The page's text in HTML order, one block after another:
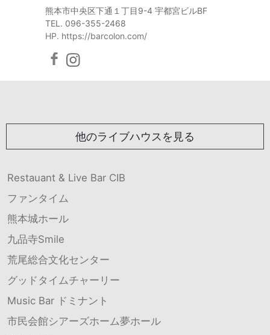
熊本市中央区下通１丁目9-4 宇都宮ビルBF
TEL. 096-355-2468
HP. https://barcolon.com/
他のライブハウスを見る
Restauant & Live Bar CIB
ファンタイム
熊本城ホール
九品寺Smile
荒尾総合文化センター
グッドタイムチャーリー
Music Bar ドミナント
市民会館シアーズホーム夢ホール